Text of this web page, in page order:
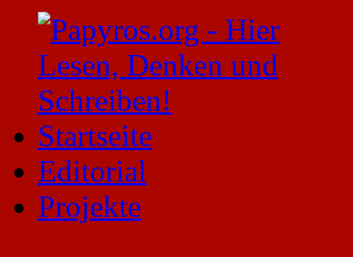
Startseite
Editorial
Projekte